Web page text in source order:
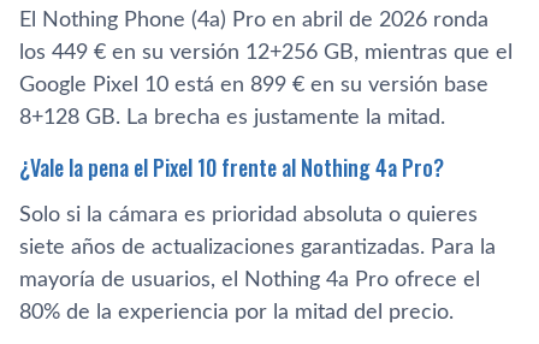
El Nothing Phone (4a) Pro en abril de 2026 ronda
los 449 € en su versión 12+256 GB, mientras que el
Google Pixel 10 está en 899 € en su versión base
8+128 GB. La brecha es justamente la mitad.
¿Vale la pena el Pixel 10 frente al Nothing 4a Pro?
Solo si la cámara es prioridad absoluta o quieres
siete años de actualizaciones garantizadas. Para la
mayoría de usuarios, el Nothing 4a Pro ofrece el
80% de la experiencia por la mitad del precio.